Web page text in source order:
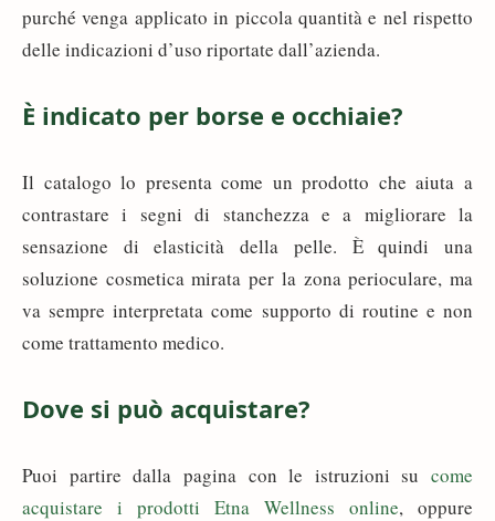
purché venga applicato in piccola quantità e nel rispetto
delle indicazioni d’uso riportate dall’azienda.
È indicato per borse e occhiaie?
Il catalogo lo presenta come un prodotto che aiuta a
contrastare i segni di stanchezza e a migliorare la
sensazione di elasticità della pelle. È quindi una
soluzione cosmetica mirata per la zona perioculare, ma
va sempre interpretata come supporto di routine e non
come trattamento medico.
Dove si può acquistare?
Puoi partire dalla pagina con le istruzioni su come
acquistare i prodotti Etna Wellness online, oppure